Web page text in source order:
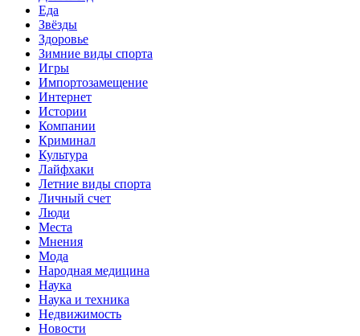
Еда
Звёзды
Здоровье
Зимние виды спорта
Игры
Импортозамещение
Интернет
Истории
Компании
Криминал
Культура
Лайфхаки
Летние виды спорта
Личный счет
Люди
Места
Мнения
Мода
Народная медицина
Наука
Наука и техника
Недвижимость
Новости